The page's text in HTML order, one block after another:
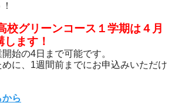
校グリーンコース１学期は４月
ます！
始の4日まで可能です。
に、1週間前までにお申込みいただけ
ら